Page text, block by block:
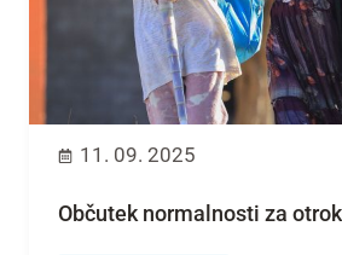
11. 09. 2025
Občutek normalnosti za